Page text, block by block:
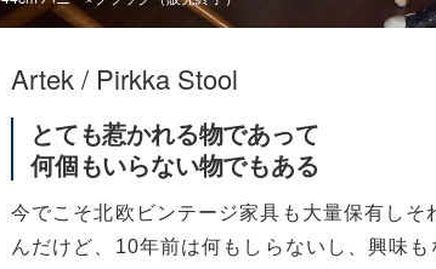
Artek / Pirkka Stool
とても惹かれる物であって
何個もいらない物でもある
今でこそ北欧ビンテージ家具も大量保有しそ
んだけど、10年前は何もしらないし、興味